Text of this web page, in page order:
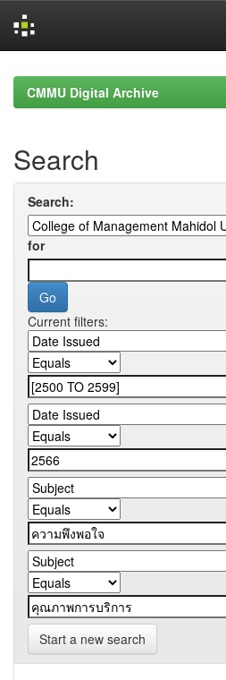
navigationCMMU Digital Archive
Search
Search:
for
Current filters:
Start a new search